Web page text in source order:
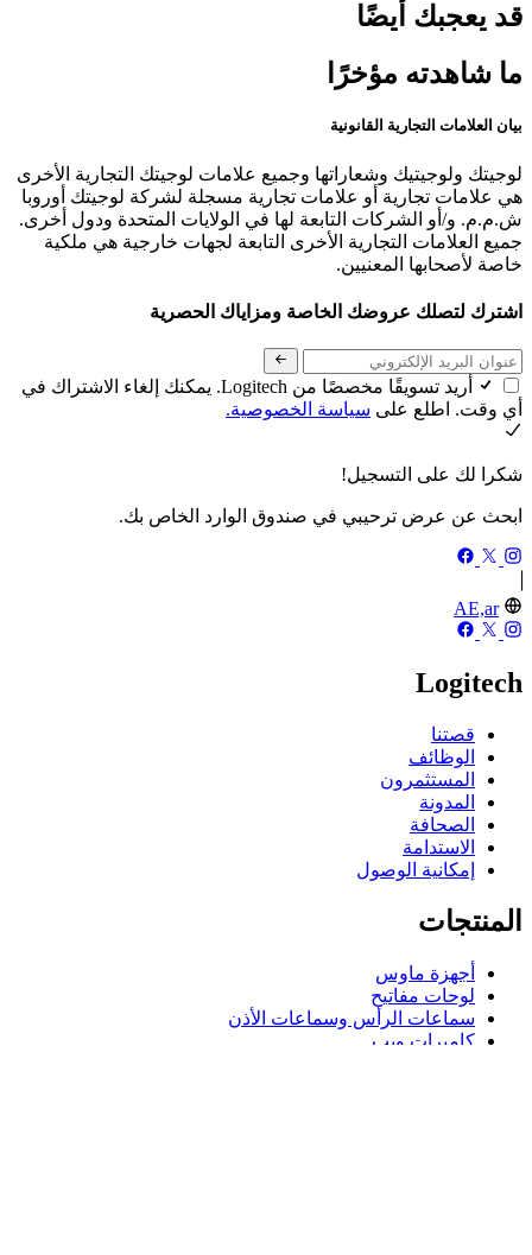
قد يعجبك أيضًا
ما شاهدته مؤخرًا
بيان العلامات التجارية القانونية
لوجيتك ولوجيتيك وشعاراتها وجميع علامات لوجيتك التجارية الأخرى
هي علامات تجارية أو علامات تجارية مسجلة لشركة لوجيتك أوروبا
ش.م.م. و/أو الشركات التابعة لها في الولايات المتحدة ودول أخرى.
جميع العلامات التجارية الأخرى التابعة لجهات خارجية هي ملكية
خاصة لأصحابها المعنيين.
اشترك لتصلك عروضك الخاصة ومزاياك الحصرية
أريد تسويقًا مخصصًا من Logitech. يمكنك إلغاء الاشتراك في
أي وقت. اطلع على سياسة الخصوصية.
شكرا لك على التسجيل!
ابحث عن عرض ترحيبي في صندوق الوارد الخاص بك.
AE,ar
Logitech
قصتنا
الوظائف
المستثمرون
المدونة
الصحافة
الاستدامة
إمكانية الوصول
المنتجات
أجهزة ماوس
لوحات مفاتيح
سماعات الرأس وسماعات الأذن
كاميرات ويب